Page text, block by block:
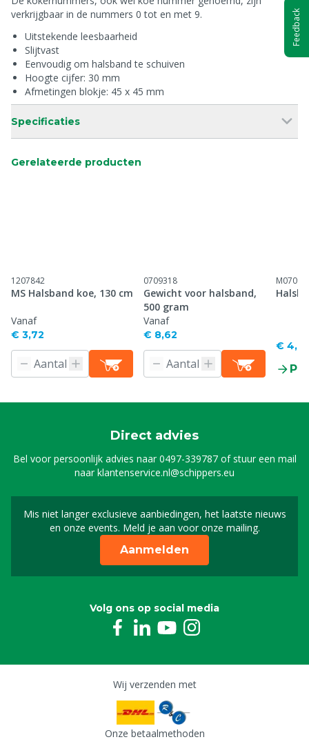
verkrijgbaar in de nummers 0 tot en met 9.
Uitstekende leesbaarheid
Slijtvast
Eenvoudig om halsband te schuiven
Hoogte cijfer: 30 mm
Afmetingen blokje: 45 x 45 mm
Specificaties
Gerelateerde producten
1207842
MS Halsband koe, 130 cm
Vanaf
€ 3,72
0709318
Gewicht voor halsband,
500 gram
Vanaf
€ 8,62
€ 4,61
Direct advies
Bel voor persoonlijk advies naar0497-339787of stuur een mail
naarklantenservice.nl@schippers.eu
Mis niet langer exclusieve aanbiedingen, het laatste nieuws
en onze events. Meld je aan voor onze mailing.
Schrijf je in voor onze
Aanmelden
Volg ons op social media
Wij verzenden met
Onze betaalmethoden
Feedback